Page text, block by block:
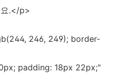
.</p>
246, 249); border-
padding: 18px 22px;"